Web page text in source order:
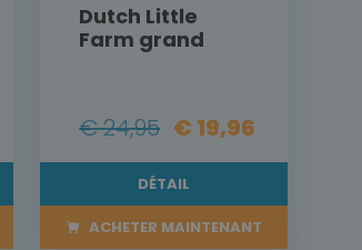
Dutch Little
Farm grand
€ 24,95 € 19,96
DÉTAIL
ACHETER MAINTENANT